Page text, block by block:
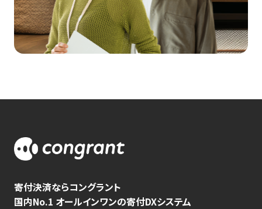
寄付決済ならコングラント
国内No.1 オールインワンの寄付DXシステム